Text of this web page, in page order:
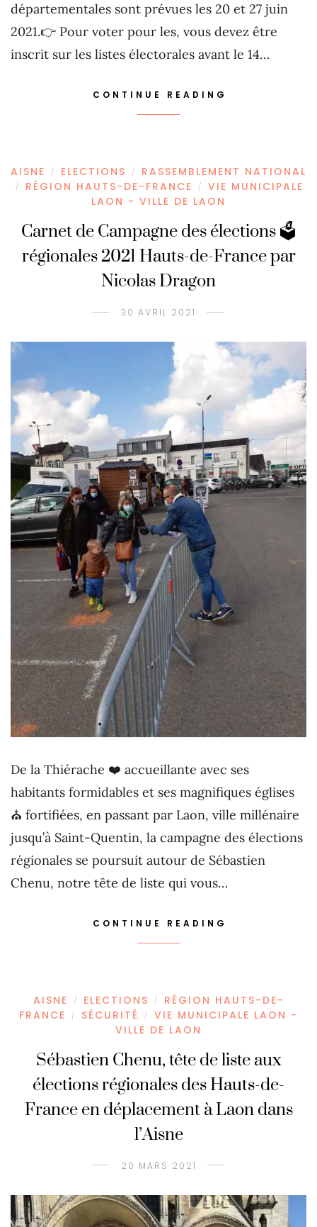
départementales sont prévues les 20 et 27 juin
2021.👉 Pour voter pour les, vous devez être
inscrit sur les listes électorales avant le 14…
CONTINUE READING
AISNE / ELECTIONS / RASSEMBLEMENT NATIONAL
/ RÉGION HAUTS-DE-FRANCE /
VIE MUNICIPALE
LAON - VILLE DE LAON
Carnet de Campagne des élections 🗳
régionales 2021 Hauts-de-France par
Nicolas Dragon
30 AVRIL 2021
De la Thiérache ❤️ accueillante avec ses
habitants formidables et ses magnifiques églises
⛪️ fortifiées, en passant par Laon, ville millénaire
jusqu’à Saint-Quentin, la campagne des élections
régionales se poursuit autour de Sébastien
Chenu, notre tête de liste qui vous…
CONTINUE READING
AISNE / ELECTIONS /
RÉGION HAUTS-DE-
FRANCE
/ SÉCURITÉ /
VIE MUNICIPALE LAON -
VILLE DE LAON
Sébastien Chenu, tête de liste aux
élections régionales des Hauts-de-
France en déplacement à Laon dans
l’Aisne
20 MARS 2021